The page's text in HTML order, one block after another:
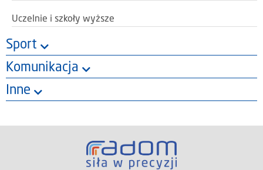
Uczelnie i szkoły wyższe
Sport
Komunikacja
Inne